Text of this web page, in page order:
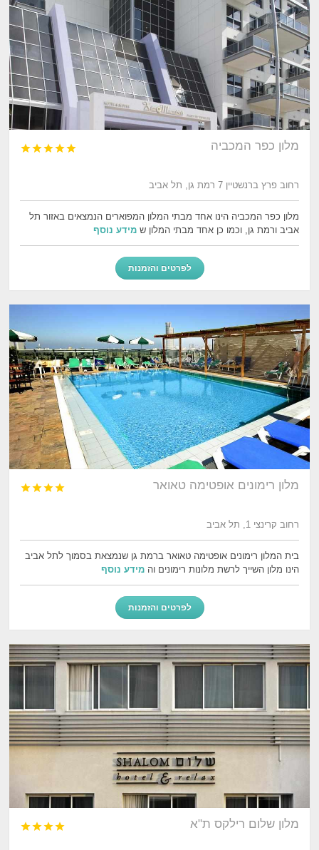
מלון כפר המכביה 




רחוב פרץ ברנשטיין 7 רמת גן, תל אביב
מלון כפר המכביה הינו אחד מבתי המלון המפוארים הנמצאים באזור תל
אביב ורמת גן, וכמו כן אחד מבתי המלון שמידע נוסף
לפרטים והזמנות
מלון רימונים אופטימה טאואר 



רחוב קרינצי 1, תל אביב
בית המלון רימונים אופטימה טאואר ברמת גן שנמצאת בסמוך לתל אביב
הינו מלון השייך לרשת מלונות רימונים והמידע נוסף
לפרטים והזמנות
מלון שלום רילקס ת"א 


